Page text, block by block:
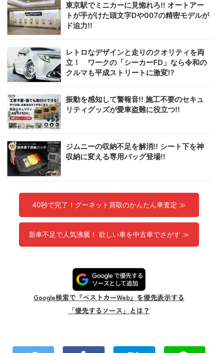
東京駅でミニカーに見惚れろ!! オートアー
トが手がけた頭文字Dや007の精密モデルが
ド迫力!!
レトロなデザインと走りのクオリティを両
立！ ワークの「シーカーFD」なら令和の
クルマも平成ストリートに激変!?
振動を感知して警報音!! 施工不要のセキュ
リティグッズが愛車盗難に役立つ!!
ジムニーの収納不足を解消!! シート下を神
収納に変える専用バッグ登場!!
40秒で完了！グーネット買取のかんたん車査定 ≫
新車不足で人気沸騰！ 欲しい車を中古車でさがす ≫
Google検索で『ベストカーWeb』を優先表示する
「優先するソース」とは？